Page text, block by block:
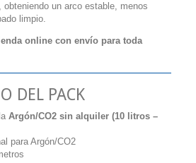
un arco estable, menos
limpio.
online con envío para toda
DEL PACK
Argón/CO2 sin alquiler (10 litros –
para Argón/CO2